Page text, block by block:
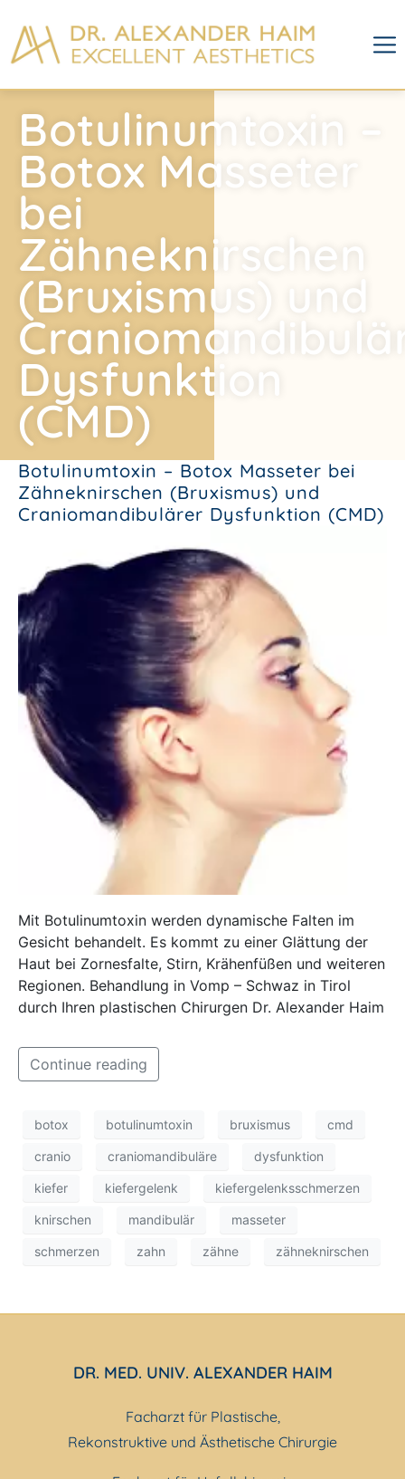
Botulinumtoxin –
Botox Masseter
bei
Zähneknirschen
(Bruxismus) und
Dysfunktion
(CMD)
Botulinumtoxin – Botox Masseter bei
Zähneknirschen (Bruxismus) und
Craniomandibulärer Dysfunktion (CMD)
Mit Botulinumtoxin werden dynamische Falten im
Gesicht behandelt. Es kommt zu einer Glättung der
Haut bei Zornesfalte, Stirn, Krähenfüßen und weiteren
Regionen. Behandlung in Vomp – Schwaz in Tirol
durch Ihren plastischen Chirurgen Dr. Alexander Haim
Continue reading
botox botulinumtoxin bruxismus cmd
cranio craniomandibuläre dysfunktion
kiefer kiefergelenk kiefergelenksschmerzen
knirschen mandibulär masseter
schmerzen zahn zähne zähneknirschen
DR. MED. UNIV. ALEXANDER HAIM
Facharzt für Plastische,
Rekonstruktive und Ästhetische Chirurgie